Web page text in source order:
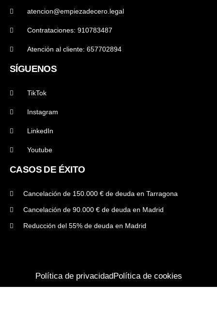
atencion@empiezadecero.legal
Contrataciones: 910783487
Atención al cliente: 657702894
SÍGUENOS
TikTok
Instagram
LinkedIn
Youtube
CASOS DE ÉXITO
Cancelación de 150.000 € de deuda en Tarragona
Cancelación de 90.000 € de deuda en Madrid
Reducción del 55% de deuda en Madrid
Política de privacidadPolítica de cookies